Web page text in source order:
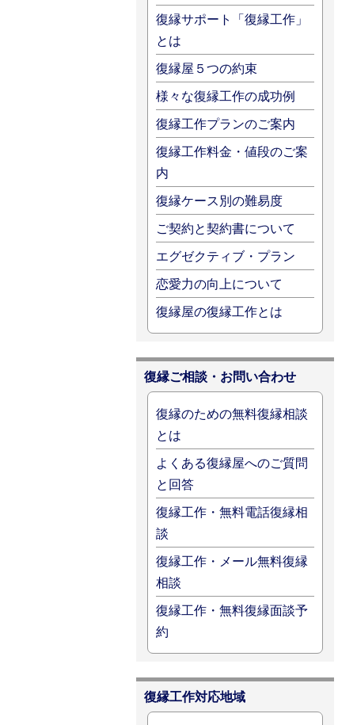
復縁サポート「復縁工作」
とは
復縁屋５つの約束
様々な復縁工作の成功例
復縁工作プランのご案内
復縁工作料金・値段のご案
内
復縁ケース別の難易度
ご契約と契約書について
エグゼクティブ・プラン
恋愛力の向上について
復縁屋の復縁工作とは
復縁ご相談・お問い合わせ
復縁のための無料復縁相談
とは
よくある復縁屋へのご質問
と回答
復縁工作・無料電話復縁相
談
復縁工作・メール無料復縁
相談
復縁工作・無料復縁面談予
約
復縁工作対応地域